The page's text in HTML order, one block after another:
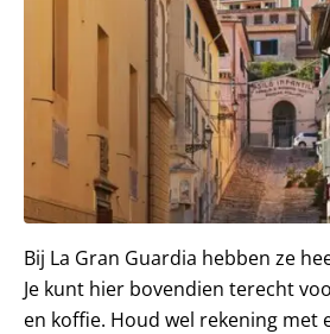
Bij La Gran Guardia hebben ze
Je kunt hier bovendien terecht
en koffie. Houd wel rekening met